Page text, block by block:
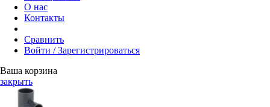
О нас
Контакты
Сравнить
Войти / Зарегистрироваться
Ваша корзина
закрыть